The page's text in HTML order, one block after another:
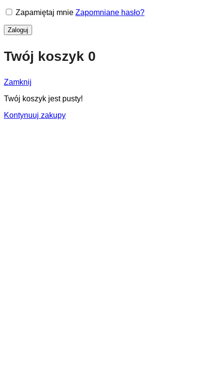
Zapamiętaj mnie Zapomniane hasło?
Zaloguj
Twój koszyk 0
Zamknij
Twój koszyk jest pusty!
Kontynuuj zakupy